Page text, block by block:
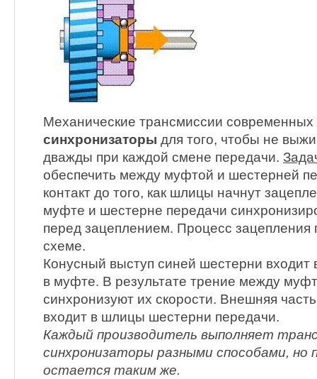
Механические трансмиссии
синхронизаторы для того, чтобы не
дважды при каждой смене передачи.
обеспечить между муфтой и шестерней
контакт до того, как шлицы начнут
муфте и шестерне передачи
перед зацеплением. Процесс зацепления
схеме.
Конусный выступ синей шестерни входит
в муфте. В результате трение между
синхронизуют их скорости. Внешняя
входит в шлицы шестерни передачи.
Каждый производитель выполняет
синхронизаторы разными способами, но
остается таким же.